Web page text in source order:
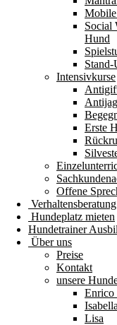
Social
Hund
Intensivkurse
Erste
Offene
Verhaltensberatung
Hundeplatz mieten
Hundetrainer
Über uns
Preise
Kontakt
unsere
Enrico
Isabella
Lisa